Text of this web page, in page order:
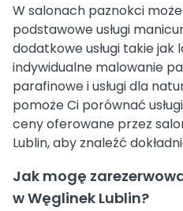
W salonach paznokci
podstawowe usługi
dodatkowe usługi takie jak
indywidualne malowanie
parafinowe i usługi dla
pomoże Ci porównać
ceny oferowane przez
Lublin, aby znaleźć
Jak mogę
w Węglinek Lublin?